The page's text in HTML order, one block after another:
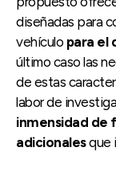
diseñadas para
vehículo para el
último caso las
de estas
labor de
inmensidad de
adicionalesque